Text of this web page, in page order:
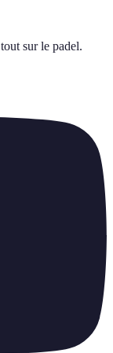
tout sur le padel.